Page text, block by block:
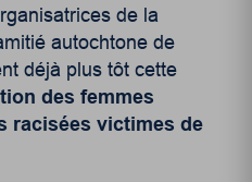
de la
autochtone de
déjà plus tôt cette
des femmes
racisées victimes de